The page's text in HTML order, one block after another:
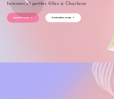
femmes et petites filles à Charleroi
Appelez-nous Contactez-nous